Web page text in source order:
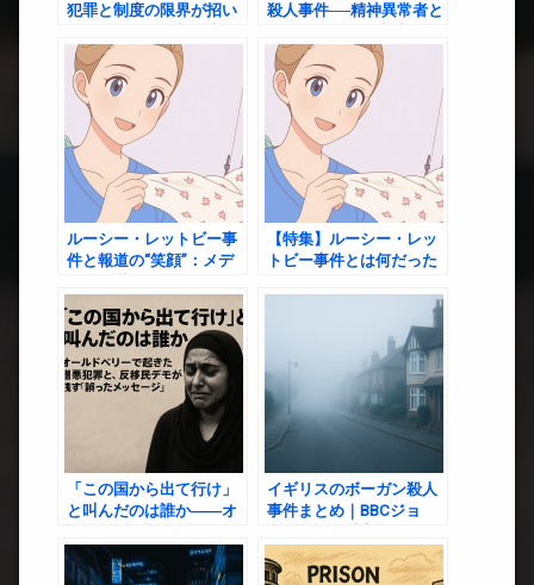
犯罪と制度の限界が招い
殺人事件──精神異常者と
いた社会の闇
ルーシー・レットビー事
件と報道の“笑顔”：メデ
を考える
【特集】ルーシー・レッ
トビー事件とは何だった
「この国から出て行け」
と叫んだのは誰か――オ
悪犯罪と、反移民デモが
残す“誤ったメッセージ”
イギリスのボーガン殺人
事件まとめ｜BBCジョ
害の全容と犯人カイル・
クリフォードの終身刑